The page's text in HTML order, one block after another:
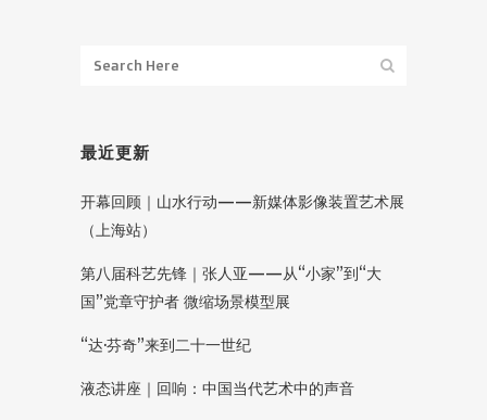
最近更新
开幕回顾｜山水行动——新媒体影像装置艺术展
（上海站）
第八届科艺先锋｜张人亚——从“小家”到“大
国”党章守护者 微缩场景模型展
“达·芬奇”来到二十一世纪
液态讲座｜回响：中国当代艺术中的声音